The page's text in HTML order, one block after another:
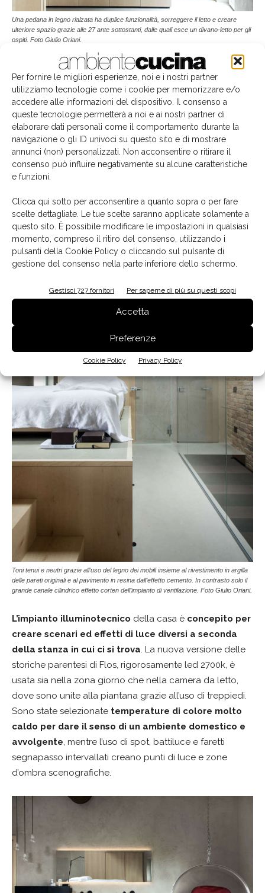
Per fornire le migliori esperienze, noi e i nostri partner
utilizziamo tecnologie come i cookie per memorizzare e/o
accedere alle informazioni del dispositivo. Il consenso a
queste tecnologie permetterà a noi e ai nostri partner di
elaborare dati personali come il comportamento durante la
navigazione o gli ID univoci su questo sito e di mostrare
annunci (non) personalizzati. Non acconsentire o ritirare il
consenso può influire negativamente su alcune caratteristiche
e funzioni.
Clicca qui sotto per acconsentire a quanto sopra o per fare
scelte dettagliate. Le tue scelte saranno applicate solamente a
questo sito. È possibile modificare le impostazioni in qualsiasi
momento, compreso il ritiro del consenso, utilizzando i
pulsanti della Cookie Policy o cliccando sul pulsante di
gestione del consenso nella parte inferiore dello schermo.
Gestisci 727 fornitori Per saperne di più su questi scopi
Accetta
Preferenze
Cookie Policy Privacy Policy
Una pedana in legno rialzata ha duplice funzionalità, sorreggere il letto e creare
ulteriore spazio grazie alle 27 ante sottostanti, dalle quali esce un divano-letto per gli
ospiti. Foto Giulio Oriani.
Dalla camera padronale si accede allaterrazza
panoramica che offre scorci del Lago di Garda. Rispetto
al piano inferiore, l’architetto ha deciso di mantenere
tenui e neutri grazie all’uso del legno dei mobili
insieme al rivestimento in argilla delle pareti
originali e al pavimento in resina dall’effetto
cemento , contrastati solo dal grande canale cilindrico in
effetto corten dell’impianto di ventilazione.
Toni tenui e neutri grazie all’uso del legno dei mobili insieme al rivestimento in argilla
delle pareti originali e al pavimento in resina dall’effetto cemento. In contrasto solo il
grande canale cilindrico effetto corten dell’impianto di ventilazione. Foto Giulio Oriani.
L’impianto illuminotecnico della casa è concepito per
creare scenari ed effetti di luce diversi a seconda
della stanza in cui ci si trova. La nuova versione delle
storiche parentesi di Flos, rigorosamente led 2700k, è
usata sia nella zona giorno che nella camera da letto,
dove sono unite alla piantana grazie all’uso di treppiedi.
Sono state selezionate temperature di colore molto
caldo per dare il senso di un ambiente domestico e
avvolgente, mentre l’uso di spot, battiluce e faretti
segnapasso intervallati creano punti di luce e zone
d’ombra scenografiche.